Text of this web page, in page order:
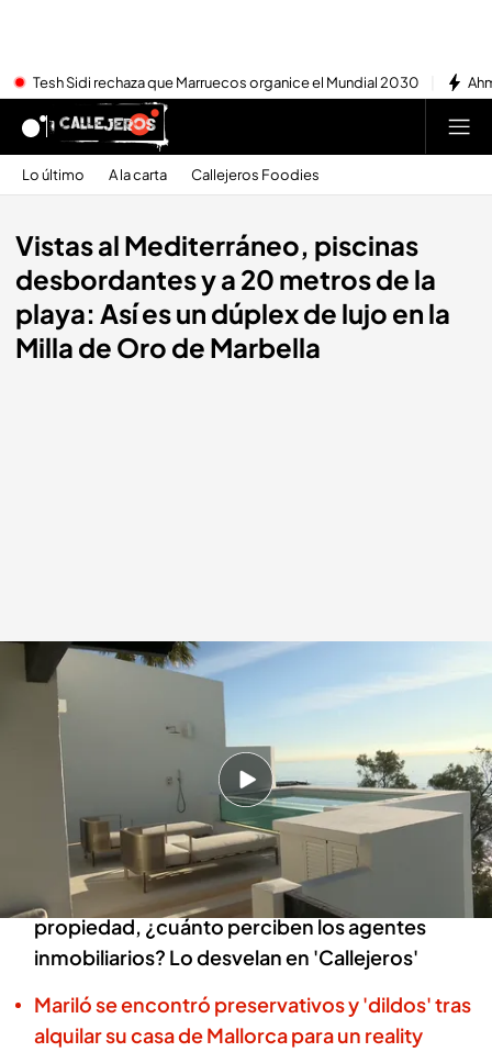
Tesh Sidi rechaza que Marruecos organice el Mundial 2030
Lo último A la carta Callejeros Foodies
Vistas al Mediterráneo, piscinas
desbordantes y a 20 metros de la
playa: Así es un dúplex de lujo en la
Milla de Oro de Marbella
Terraza con vistas al mar Mediterráneo .CALLEJEROS
Callejeros Sandra Donda Merino
21 MAR 2024 - 00:30h.
El mármol se convierte en un exquisito y
brillante acabado para el piso de lujo ubicado
en Marbella
De los 11 millones de euros que vale esta
propiedad, ¿cuánto perciben los agentes
inmobiliarios? Lo desvelan en 'Callejeros'
Mariló se encontró preservativos y 'dildos' tras
alquilar su casa de Mallorca para un reality